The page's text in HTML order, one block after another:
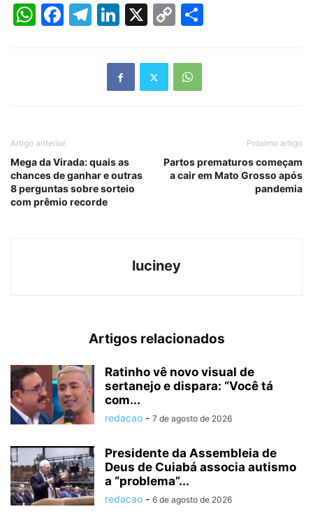
WhatsApp
Facebook
Telegram
LinkedIn
X
Copy
Artigo anterior
Mega da Virada: quais as
chances de ganhar e outras
8 perguntas sobre sorteio
com prêmio recorde
Próximo artigo
Partos prematuros começam
a cair em Mato Grosso após
pandemia
luciney
Artigos relacionados
Ratinho vê novo visual de
sertanejo e dispara: “Você tá
com...
redacao - 7 de agosto de 2026
Presidente da Assembleia de
Deus de Cuiabá associa autismo
a “problema”...
redacao - 6 de agosto de 2026